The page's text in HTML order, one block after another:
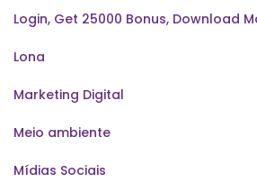
Login, Get 25000 Bonus, Download
Lona
Marketing Digital
Meio ambiente
Mídias Sociais